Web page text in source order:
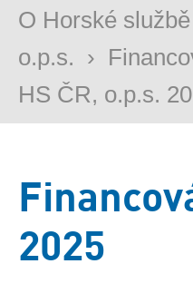
O Horské službě
o.p.s. ›
HS ČR, o.p.s.
2025